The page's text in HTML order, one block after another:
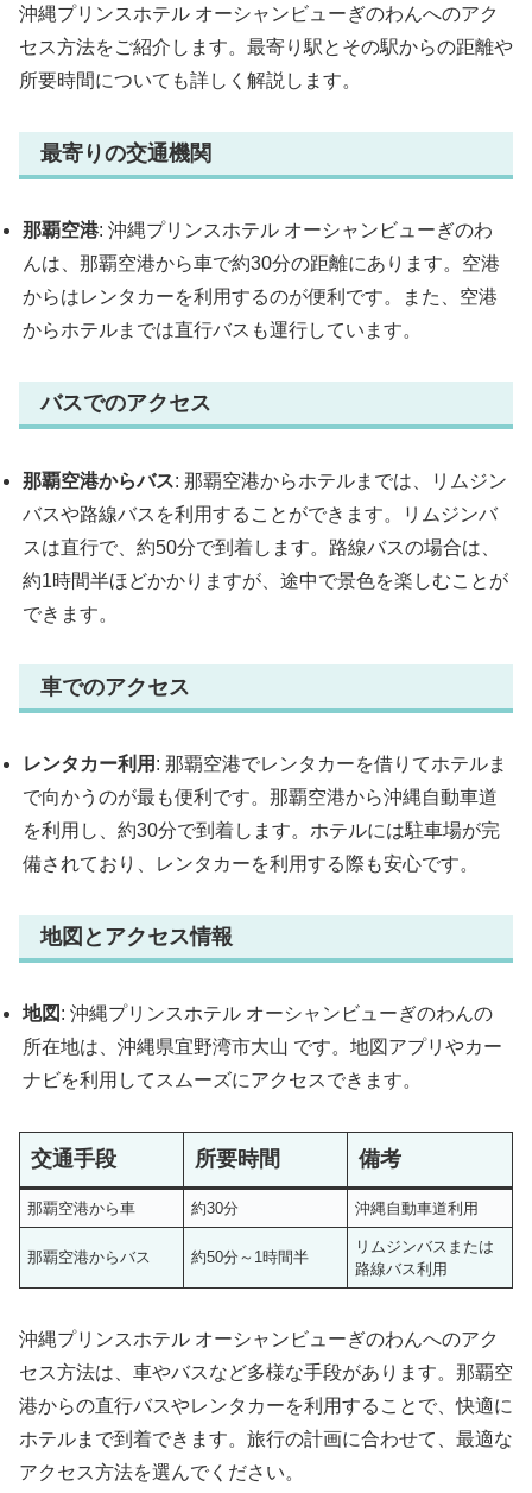
沖縄プリンスホテル オーシャンビューぎのわんへのアク
セス方法をご紹介します。最寄り駅とその駅からの距離や
所要時間についても詳しく解説します。
最寄りの交通機関
那覇空港: 沖縄プリンスホテル オーシャンビューぎのわ
んは、那覇空港から車で約30分の距離にあります。空港
からはレンタカーを利用するのが便利です。また、空港
からホテルまでは直行バスも運行しています。
バスでのアクセス
那覇空港からバス: 那覇空港からホテルまでは、リムジン
バスや路線バスを利用することができます。リムジンバ
スは直行で、約50分で到着します。路線バスの場合は、
約1時間半ほどかかりますが、途中で景色を楽しむことが
できます。
車でのアクセス
レンタカー利用 : 那覇空港でレンタカーを借りてホテルま
で向かうのが最も便利です。那覇空港から沖縄自動車道
を利用し、約30分で到着します。ホテルには駐車場が完
備されており、レンタカーを利用する際も安心です。
地図とアクセス情報
地図 : 沖縄プリンスホテル オーシャンビューぎのわんの
所在地は、沖縄県宜野湾市大山 です。地図アプリやカー
ナビを利用してスムーズにアクセスできます。
交通手段 所要時間 備考
那覇空港から車 約30分 沖縄自動車道利用
那覇空港からバス 約50分～1時間半
リムジンバスまたは
路線バス利用
沖縄プリンスホテル オーシャンビューぎのわんへのアク
セス方法は、車やバスなど多様な手段があります。那覇空
港からの直行バスやレンタカーを利用することで、快適に
ホテルまで到着できます。旅行の計画に合わせて、最適な
アクセス方法を選んでください。